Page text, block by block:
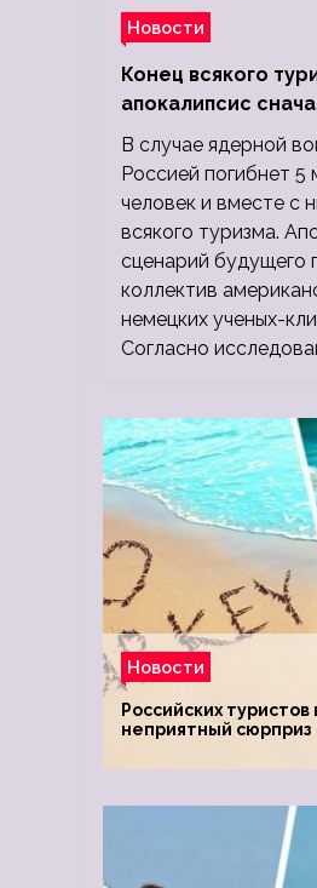
Новости
Конец всякого
апокалипсис
миллионов, а
людей
В случае ядерной
Россией погибнет 5
человек и вместе с
всякого туризма.
сценарий будущего
коллектив
немецких ученых-
Согласно
Новости
Российских
неприятный сюрприз